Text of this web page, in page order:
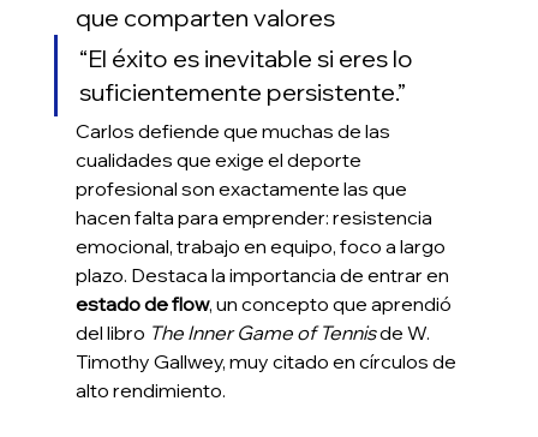
que comparten valores
“El éxito es inevitable si eres lo
suficientemente persistente.”
Carlos defiende que muchas de las
cualidades que exige el deporte
profesional son exactamente las que
hacen falta para emprender: resistencia
emocional, trabajo en equipo, foco a largo
plazo. Destaca la importancia de entrar en
estado de flow, un concepto que aprendió
del libro The Inner Game of Tennis de W.
Timothy Gallwey, muy citado en círculos de
alto rendimiento.